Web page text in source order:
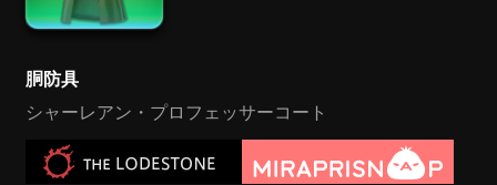
胴防具
シャーレアン・プロフェッサーコート